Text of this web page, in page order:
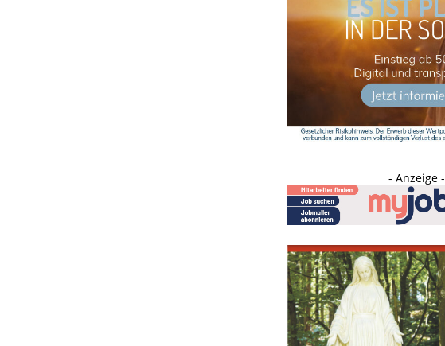
- Anzeige -